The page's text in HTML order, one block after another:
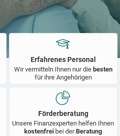
Erfahrenes Personal
Wir vermitteln Ihnen nur die besten
für ihre Angehörigen
Förderberatung
Unsere Finanzexperten helfen Ihnen
kostenfrei bei derBeratung